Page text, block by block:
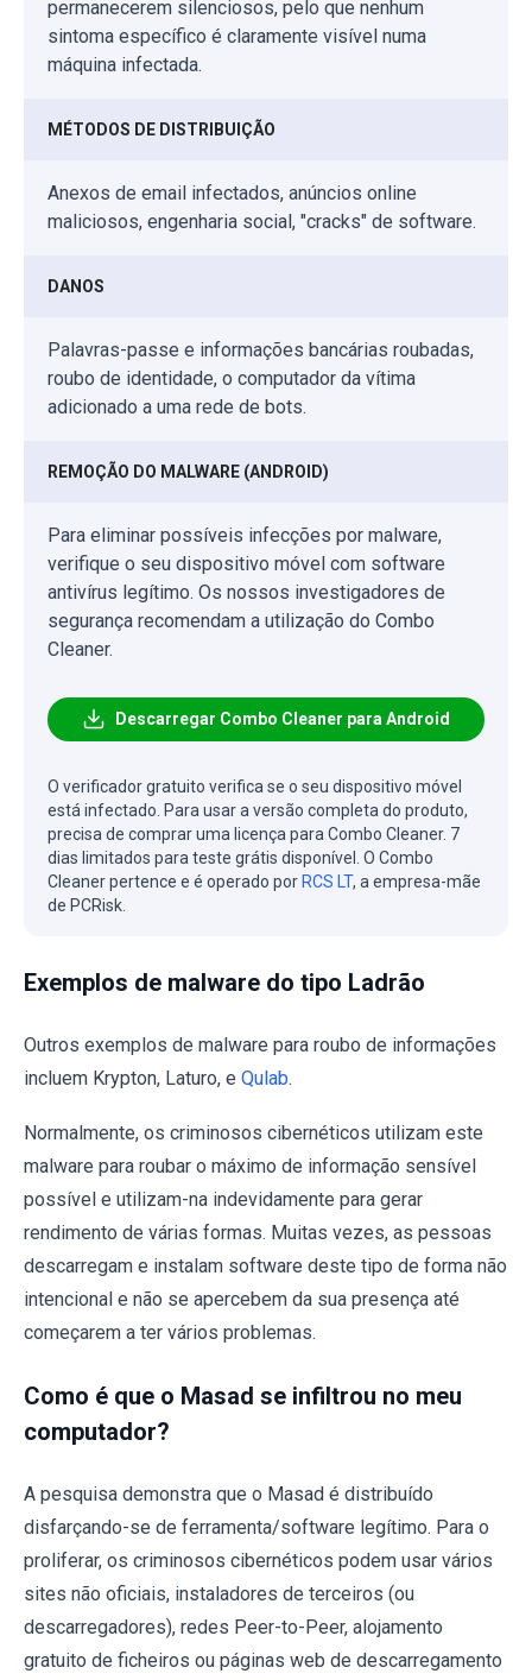
permanecerem silenciosos, pelo que nenhum
sintoma específico é claramente visível numa
máquina infectada.
MÉTODOS DE DISTRIBUIÇÃO
Anexos de email infectados, anúncios online
maliciosos, engenharia social, "cracks" de software.
DANOS
Palavras-passe e informações bancárias roubadas,
roubo de identidade, o computador da vítima
adicionado a uma rede de bots.
REMOÇÃO DO MALWARE (ANDROID)
Para eliminar possíveis infecções por malware,
verifique o seu dispositivo móvel com software
antivírus legítimo. Os nossos investigadores de
segurança recomendam a utilização do Combo
Cleaner.
Descarregar Combo Cleaner para Android
O verificador gratuito verifica se o seu dispositivo móvel
está infectado. Para usar a versão completa do produto,
precisa de comprar uma licença para Combo Cleaner. 7
dias limitados para teste grátis disponível. O Combo
Cleaner pertence e é operado por RCS LT, a empresa-mãe
de PCRisk.
Exemplos de malware do tipo Ladrão
Outros exemplos de malware para roubo de informações
incluem Krypton, Laturo, e Qulab.
Normalmente, os criminosos cibernéticos utilizam este
malware para roubar o máximo de informação sensível
possível e utilizam-na indevidamente para gerar
rendimento de várias formas. Muitas vezes, as pessoas
descarregam e instalam software deste tipo de forma não
intencional e não se apercebem da sua presença até
começarem a ter vários problemas.
Como é que o Masad se infiltrou no meu
computador?
A pesquisa demonstra que o Masad é distribuído
disfarçando-se de ferramenta/software legítimo. Para o
proliferar, os criminosos cibernéticos podem usar vários
sites não oficiais, instaladores de terceiros (ou
descarregadores), redes Peer-to-Peer, alojamento
gratuito de ficheiros ou páginas web de descarregamento